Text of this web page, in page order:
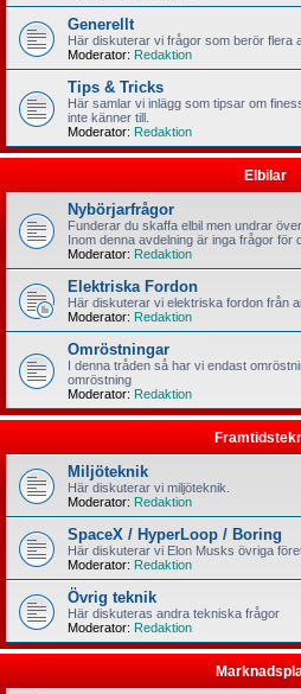
Generellt
Här diskuterar vi frågor som berör flera
Moderator: Redaktion
Tips & Tricks
Här samlar vi inlägg som tipsar om
inte känner till.
Moderator: Redaktion
Elbilar
Nybörjarfrågor
Funderar du skaffa elbil men undrar
Inom denna avdelning är inga frågor för
Moderator: Redaktion
Elektriska Fordon
Här diskuterar vi elektriska fordon från
Moderator: Redaktion
Omröstningar
I denna tråden så har vi endast
omröstning
Moderator: Redaktion
Miljöteknik
Här diskuterar vi miljöteknik.
Moderator: Redaktion
SpaceX / HyperLoop / Boring
Här diskuterar vi Elon Musks övriga
Moderator: Redaktion
Övrig teknik
Här diskuteras andra tekniska frågor
Moderator: Redaktion